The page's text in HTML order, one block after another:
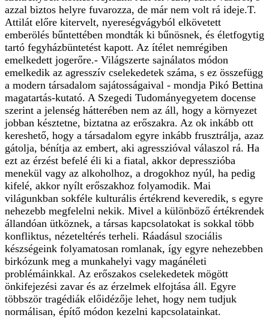
azzal biztos helyre fuvarozza, de már nem volt rá ideje.T.
Attilát előre kitervelt, nyereségvágyból elkövetett
emberölés bűntettében mondták ki bűnösnek, és életfogytig
tartó fegyházbüntetést kapott. Az ítélet nemrégiben
emelkedett jogerőre.- Világszerte sajnálatos módon
emelkedik az agresszív cselekedetek száma, s ez összefügg
a modern társadalom sajátosságaival - mondja Pikó Bettina
magatartás-kutató. A Szegedi Tudományegyetem docense
szerint a jelenség hátterében nem az áll, hogy a környezet
jobban késztetne, biztatna az erőszakra. Az ok inkább ott
kereshető, hogy a társadalom egyre inkább frusztrálja, azaz
gátolja, bénítja az embert, aki agresszióval válaszol rá. Ha
ezt az érzést befelé éli ki a fiatal, akkor depresszióba
menekül vagy az alkoholhoz, a drogokhoz nyúl, ha pedig
kifelé, akkor nyílt erőszakhoz folyamodik. Mai
világunkban sokféle kulturális értékrend keveredik, s egyre
nehezebb megfelelni nekik. Mivel a különböző értékrendek
állandóan ütköznek, a társas kapcsolatokat is sokkal több
konfliktus, nézeteltérés terheli. Ráadásul szociális
készségeink folyamatosan romlanak, így egyre nehezebben
birkózunk meg a munkahelyi vagy magánéleti
problémáinkkal. Az erőszakos cselekedetek mögött
önkifejezési zavar és az érzelmek elfojtása áll. Egyre
többször tragédiák előidézője lehet, hogy nem tudjuk
normálisan, építő módon kezelni kapcsolatainkat.